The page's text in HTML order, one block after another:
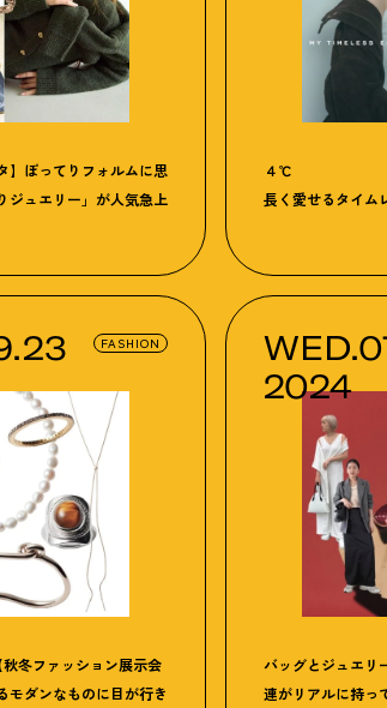
】ぽってりフォルムに思
ジュエリー」が人気急上
４℃
長く愛せるタイム
冬ファッション展示会
モダンなものに目が行き
FASHION
2024
バッグとジュエリ
連がリアルに持っ